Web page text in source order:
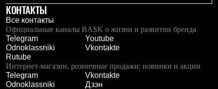
Рубашки
Футболки
Толстовки
Брюки
Термобелье
Теплое термобелье
Среднее термобелье
Легкое термобелье
Флисовая одежда
КОНТАКТЫ
Все контакты
Официальные каналы BASK о жизни и развитии бренда
Telegram
Youtube
Odnoklassniki
Vkontakte
Rutube
Интернет-магазин, розничные продажи: новинки и акции
Telegram
Vkontakte
Odnoklassniki
Дзэн